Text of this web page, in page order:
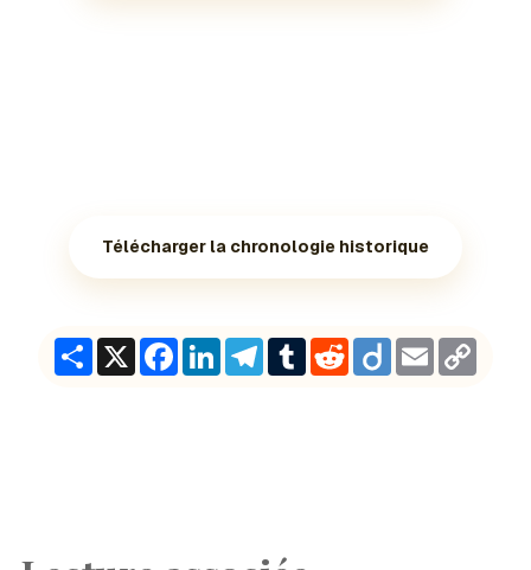
Télécharger la chronologie historique
ShareX Facebook
LinkedInTelegram
TumblrRedditDiigoEmail